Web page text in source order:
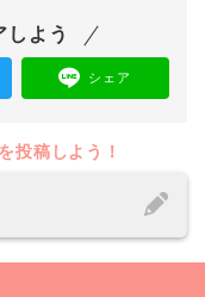
しよう
シェア
投稿しよう！